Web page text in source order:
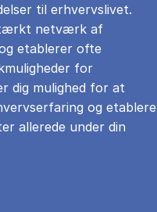
til erhvervslivet.
netværk af
etablerer ofte
for
dig mulighed for at
og etablere
allerede under din